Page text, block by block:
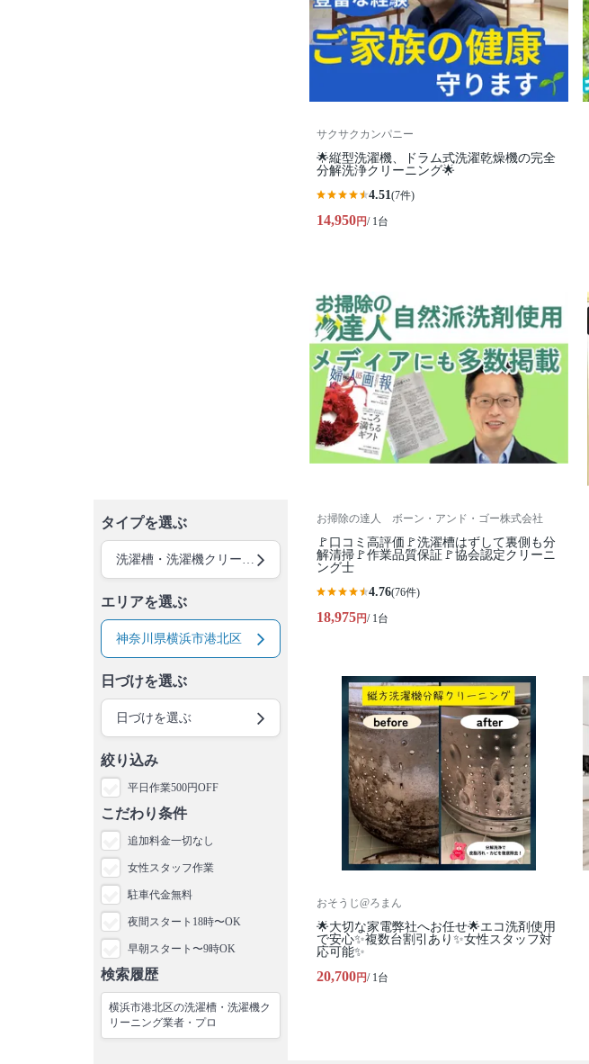
タイプを選ぶ
エリアを選ぶ
神奈川県横浜市港北区
日づけを選ぶ
日づけを選ぶ
絞り込み
平日作業500円OFF
こだわり条件
追加料金一切なし
女性スタッフ作業
駐車代金無料
夜間スタート18時〜OK
早朝スタート〜9時OK
検索履歴
横浜市港北区の洗濯槽・洗濯機ク
リーニング業者・プロ
サクサクカンパニー
🌟縦型洗濯機、ドラム式洗濯乾燥機の完全
分解洗浄クリーニング🌟
4.51(7件)
14,950円/ 1台
お掃除の達人 ボーン・アンド・ゴー株式会社
🚩口コミ高評価🚩洗濯槽はずして裏側も分
解清掃🚩作業品質保証🚩協会認定クリーニ
ング士
4.76(76件)
18,975円/ 1台
おそうじ@ろまん
🌟大切な家電弊社へお任せ🌟エコ洗剤使用
で安心✨複数台割引あり✨女性スタッフ対
応可能✨
20,700円/ 1台